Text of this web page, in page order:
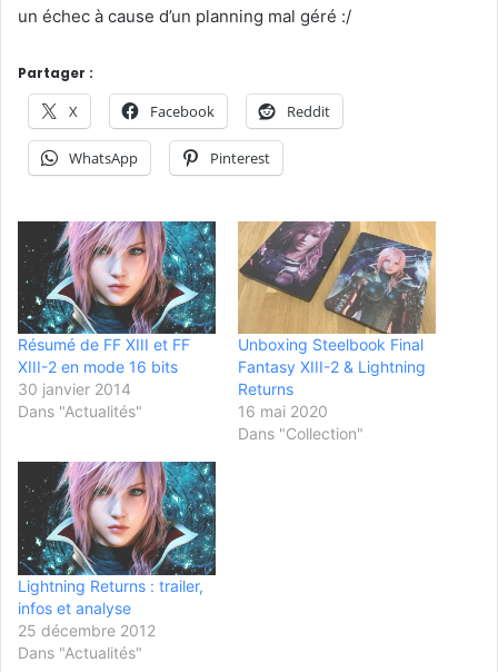
un échec à cause d’un planning mal géré :/
Partager :
X Facebook Reddit
WhatsApp Pinterest
Résumé de FF XIII et FF
XIII-2 en mode 16 bits
30 janvier 2014
Dans "Actualités"
Unboxing Steelbook Final
Fantasy XIII-2 & Lightning
Returns
16 mai 2020
Dans "Collection"
Lightning Returns : trailer,
infos et analyse
25 décembre 2012
Dans "Actualités"